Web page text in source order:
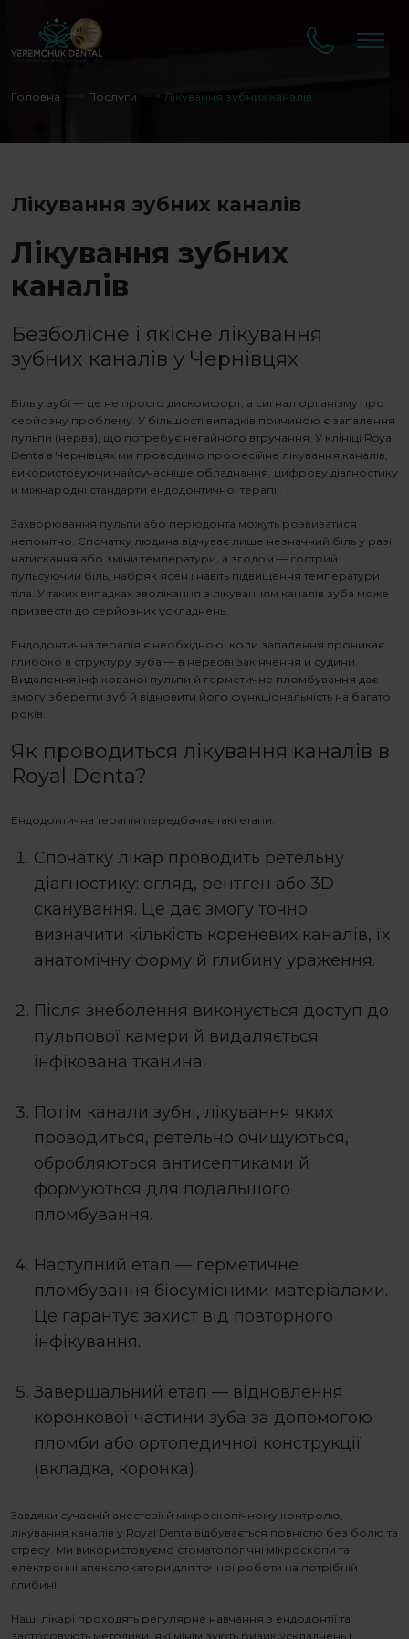
Головна Послуги Лікування зубних каналів
Лікування зубних каналів
Лікування зубних
каналів
Безболісне і якісне лікування
зубних каналів у Чернівцях
Біль у зубі — це не просто дискомфорт, а сигнал організму про
серйозну проблему. У більшості випадків причиною є запалення
пульпи (нерва), що потребує негайного втручання. У клініці Royal
Denta в Чернівцях ми проводимо професійне лікування каналів,
використовуючи найсучасніше обладнання, цифрову діагностику
й міжнародні стандарти ендодонтичної терапії.
Захворювання пульпи або періодонта можуть розвиватися
непомітно. Спочатку людина відчуває лише незначний біль у разі
натискання або зміни температури, а згодом — гострий
пульсуючий біль, набряк ясен і навіть підвищення температури
тіла. У таких випадках зволікання з лікуванням каналів зуба може
призвести до серйозних ускладнень.
Ендодонтична терапія є необхідною, коли запалення проникає
глибоко в структуру зуба — в нервові закінчення й судини.
Видалення інфікованої пульпи й герметичне пломбування дає
змогу зберегти зуб й відновити його функціональність на багато
років.
Як проводиться лікування каналів в
Royal Denta?
Ендодонтична терапія передбачає такі етапи:
Спочатку лікар проводить ретельну
діагностику: огляд, рентген або 3D-
сканування. Це дає змогу точно
визначити кількість кореневих каналів, їх
анатомічну форму й глибину ураження.
Після знеболення виконується доступ до
пульпової камери й видаляється
інфікована тканина.
Потім канали зубні, лікування яких
проводиться, ретельно очищуються,
обробляються антисептиками й
формуються для подальшого
пломбування.
Наступний етап — герметичне
пломбування біосумісними матеріалами.
Це гарантує захист від повторного
інфікування.
Завершальний етап — відновлення
коронкової частини зуба за допомогою
пломби або ортопедичної конструкції
(вкладка, коронка).
Завдяки сучасній анестезії й мікроскопічному контролю,
лікування каналів у Royal Denta відбувається повністю без болю та
стресу. Ми використовуємо стоматологічні мікроскопи та
електронні апекслокатори для точної роботи на потрібній
глибині.
Наші лікарі проходять регулярне навчання з ендодонтії та
застосовують методики, які мінімізують ризик ускладнень і